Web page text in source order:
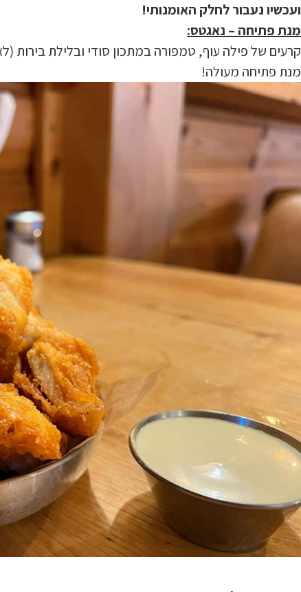
ועכשיו נעבור לחלק האומנותי!
מנת פתיחה – נאגטס:
קרעים של פילה עוף, טמפורה במתכון סודי ובלילת
מנת פתיחה מעולה!